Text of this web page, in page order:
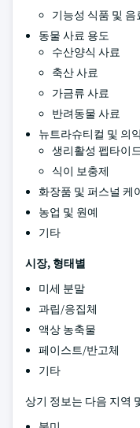
기능성 식품 및 음
동물 사료 용도
수산양식 사료
축산 사료
가금류 사료
반려동물 사료
뉴트라슈티컬 및 의
생리활성 펩타이
식이 보충제
화장품 및 퍼스널 케
농업 및 원예
기타
시장, 형태별
미세 분말
과립/응집체
액상 농축물
페이스트/반고체
기타
상기 정보는 다음 지역